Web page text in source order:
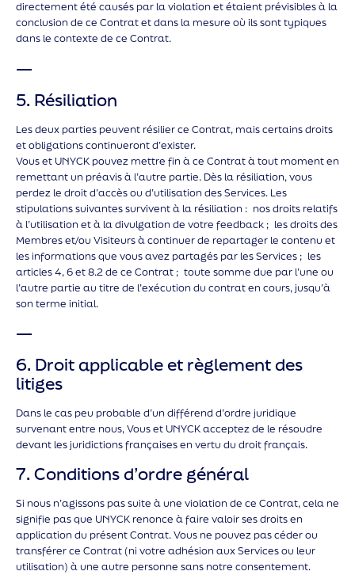
directement été causés par la violation et étaient prévisibles à la
conclusion de ce Contrat et dans la mesure où ils sont typiques
dans le contexte de ce Contrat.
—
5. Résiliation
Les deux parties peuvent résilier ce Contrat, mais certains droits
et obligations continueront d’exister.
Vous et UNYCK pouvez mettre fin à ce Contrat à tout moment en
remettant un préavis à l’autre partie. Dès la résiliation, vous
perdez le droit d’accès ou d’utilisation des Services. Les
stipulations suivantes survivent à la résiliation : nos droits relatifs
à l’utilisation et à la divulgation de votre feedback ; les droits des
Membres et/ou Visiteurs à continuer de repartager le contenu et
les informations que vous avez partagés par les Services ; les
articles 4, 6 et 8.2 de ce Contrat ; toute somme due par l’une ou
l’autre partie au titre de l’exécution du contrat en cours, jusqu’à
son terme initial.
—
6. Droit applicable et règlement des
litiges
Dans le cas peu probable d’un différend d’ordre juridique
survenant entre nous, Vous et UNYCK acceptez de le résoudre
devant les juridictions françaises en vertu du droit français.
7. Conditions d’ordre général
Si nous n’agissons pas suite à une violation de ce Contrat, cela ne
signifie pas que UNYCK renonce à faire valoir ses droits en
application du présent Contrat. Vous ne pouvez pas céder ou
transférer ce Contrat (ni votre adhésion aux Services ou leur
utilisation) à une autre personne sans notre consentement.